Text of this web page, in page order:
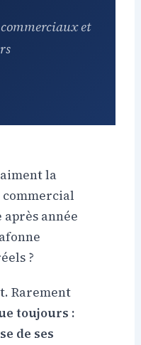
et
la
année
?
Rarement
toujours :
de ses